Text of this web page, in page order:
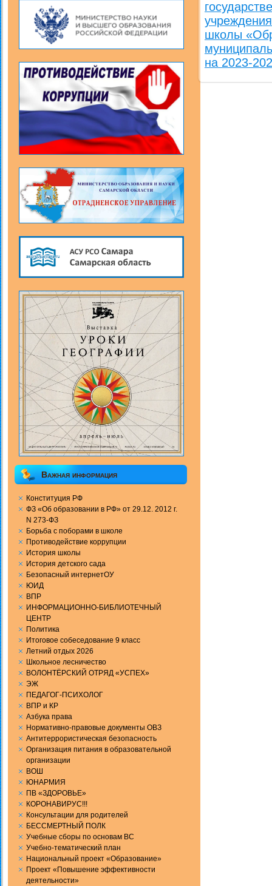
Важная информация
Конституция РФ
ФЗ «Об образовании в РФ» от 29.12. 2012 г.
N 273-ФЗ
Борьба с поборами в школе
Противодействие коррупции
История школы
История детского сада
Безопасный интернетОУ
ЮИД
ВПР
ИНФОРМАЦИОННО-БИБЛИОТЕЧНЫЙ
ЦЕНТР
Политика
Итоговое собеседование 9 класс
Летний отдых 2026
Школьное лесничество
ВОЛОНТЁРСКИЙ ОТРЯД «УСПЕХ»
ЭЖ
ПЕДАГОГ-ПСИХОЛОГ
ВПР и КР
Aзбука права
Нормативно-правовые документы ОВЗ
Антитеррористическая безопасность
Организация питания в образовательной
организации
ВОШ
ЮНАРМИЯ
ПВ «ЗДОРОВЬЕ»
КОРОНАВИРУС!!!
Консультации для родителей
БЕССМЕРТНЫЙ ПОЛК
Учебные сборы по основам ВС
Учебно-тематический план
Национальный проект «Образование»
Проект «Повышение эффективности
деятельности»
школы
на 2023-